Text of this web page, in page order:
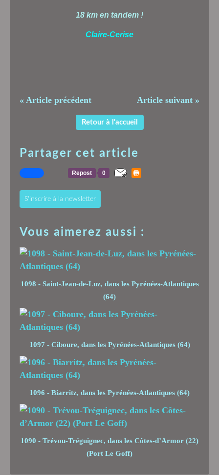
18 km en tandem !
Claire-Cerise
« Article précédent Article suivant »
Retour à l'accueil
Partager cet article
Repost 0
S'inscrire à la newsletter
Vous aimerez aussi :
1098 - Saint-Jean-de-Luz, dans les Pyrénées-Atlantiques
(64)
1097 - Ciboure, dans les Pyrénées-Atlantiques (64)
1096 - Biarritz, dans les Pyrénées-Atlantiques (64)
1090 - Trévou-Tréguignec, dans les Côtes-d’Armor (22)
(Port Le Goff)